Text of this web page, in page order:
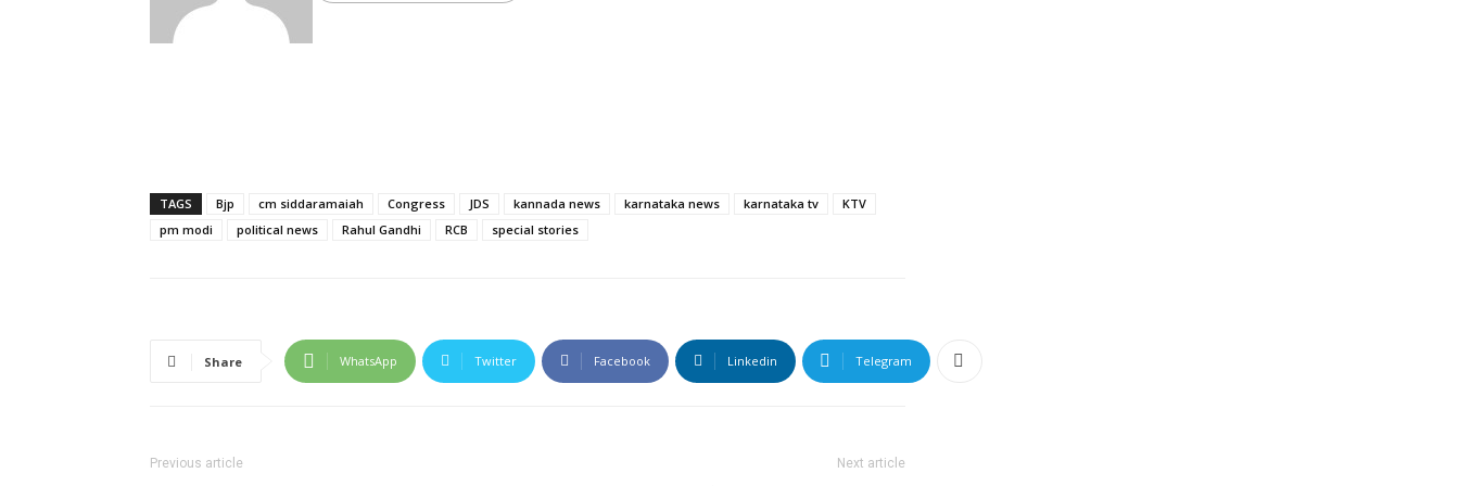
TAGS Bjp cm siddaramaiah Congress JDS kannada news karnataka news karnataka tv
KTV
pm modi
political news Rahul Gandhi RCB special stories
Share WhatsApp Twitter Facebook Linkedin Telegram
Previous article Next article